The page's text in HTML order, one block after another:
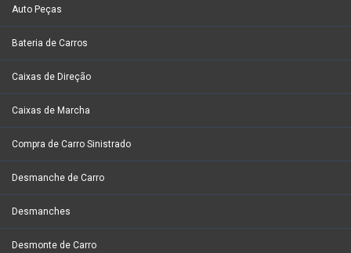
Auto Peças
Bateria de Carros
Caixas de Direção
Caixas de Marcha
Compra de Carro Sinistrado
Desmanche de Carro
Desmanches
Desmonte de Carro